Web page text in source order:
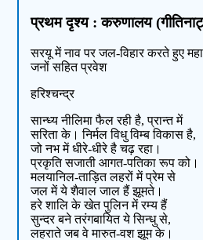
प्रथम दृश्य : करुणालय
सरयू में नाव पर जल-विहार करते हुए
जनों सहित प्रवेश
हरिश्चन्द्र
सान्ध्य नीलिमा फैल रही है, प्रान्त में
सरिता के। निर्मल विधु विम्ब विकास है,
जो नभ में धीरे-धीरे है चढ़ रहा।
प्रकृति सजाती आगत-पतिका रूप को।
मलयानिल-ताड़ित लहरों में प्रेम से
जल में ये शैवाल जाल हैं झूमते।
हरे शालि के खेत पुलिन में रम्य हैं
सुन्दर बने तरंगबायित ये सिन्धु से,
लहराते जब वे मारुत-वश झूम के।